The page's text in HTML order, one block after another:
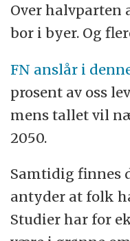
Over halvparten
bor i byer. Og
FN anslår i
prosent av oss
mens tallet vil
2050.
Samtidig finnes
antyder at folk
Studier har for